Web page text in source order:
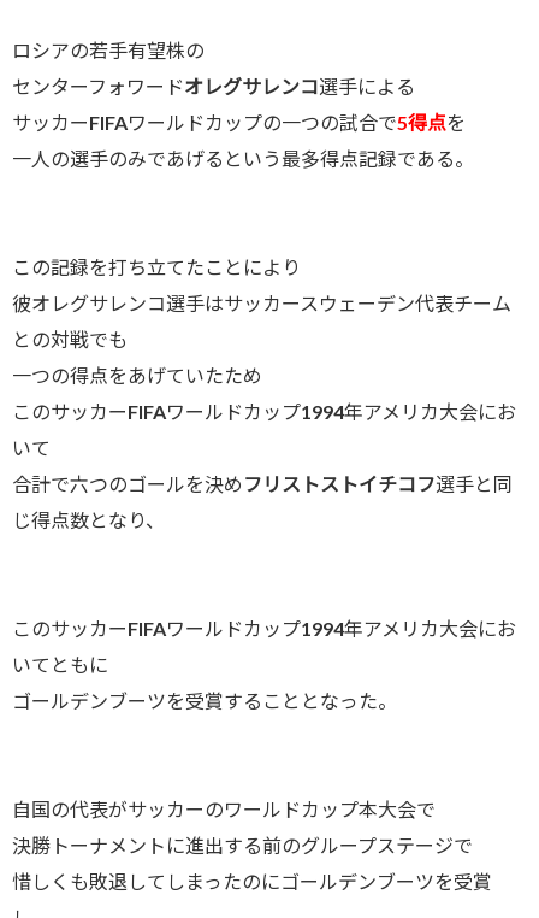
ロシアの若手有望株の
センターフォワードオレグサレンコ選手による
サッカーFIFAワールドカップの一つの試合で5得点を
一人の選手のみであげるという最多得点記録である。
この記録を打ち立てたことにより
彼オレグサレンコ選手はサッカースウェーデン代表チーム
との対戦でも
一つの得点をあげていたため
このサッカーFIFAワールドカップ1994年アメリカ大会にお
いて
合計で六つのゴールを決め フリストストイチコフ選手と同
じ得点数となり、
このサッカーFIFAワールドカップ1994年アメリカ大会にお
いてともに
ゴールデンブーツを受賞することとなった。
自国の代表がサッカーのワールドカップ本大会で
決勝トーナメントに進出する前のグループステージで
惜しくも敗退してしまったのにゴールデンブーツを受賞